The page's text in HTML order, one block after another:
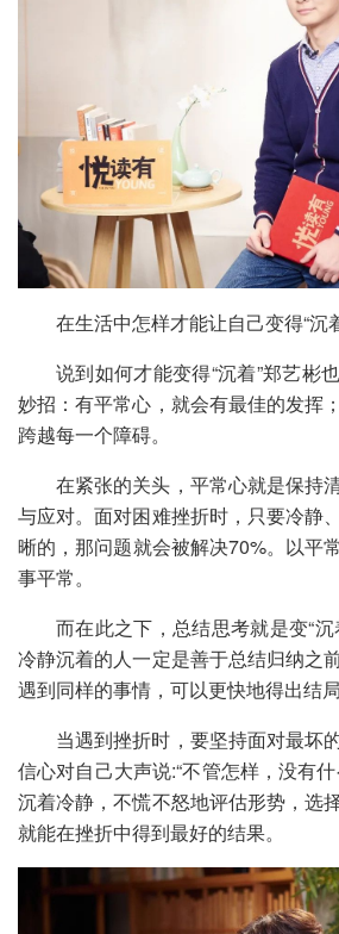
在生活中怎样才能让自己变得“沉
说到如何才能变得“沉着”郑艺彬
妙招：有平常心，就会有最佳的发挥
跨越每一个障碍。
在紧张的关头，平常心就是保持
与应对。面对困难挫折时，只要冷静
晰的，那问题就会被解决70%。以平
事平常。
而在此之下，总结思考就是变“
冷静沉着的人一定是善于总结归纳之
遇到同样的事情，可以更快地得出结局
当遇到挫折时，要坚持面对最坏
信心对自己大声说:“不管怎样，没有
沉着冷静，不慌不怒地评估形势，选
就能在挫折中得到最好的结果。